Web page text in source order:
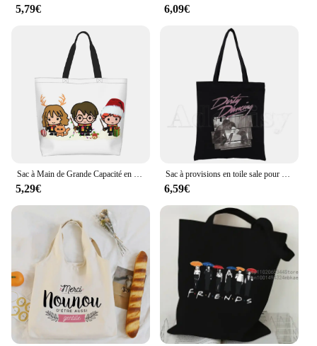
5,79€ 6,09€
Sac à Main de Grande Capacité en Toile pour Cosplay Magicien, Fourre-Tout, Magique, Sorcellerie
5,29€
Sac à provisions en toile sale pour hommes et femmes, sacs de voyage unisexes, impression de conception originale, blanc, noir, mode
6,59€